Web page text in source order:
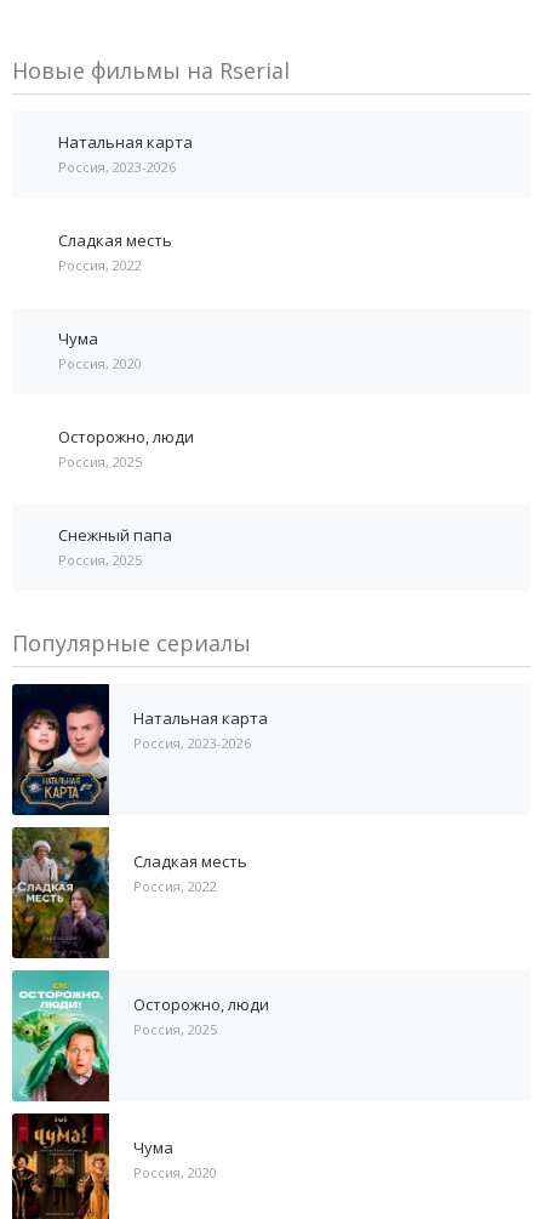
Новые фильмы на Rserial
Натальная карта
Россия, 2023-2026
Сладкая месть
Россия, 2022
Чума
Россия, 2020
Осторожно, люди
Россия, 2025
Снежный папа
Россия, 2025
Популярные сериалы
Натальная карта
Россия, 2023-2026
Сладкая месть
Россия, 2022
Осторожно, люди
Россия, 2025
Чума
Россия, 2020